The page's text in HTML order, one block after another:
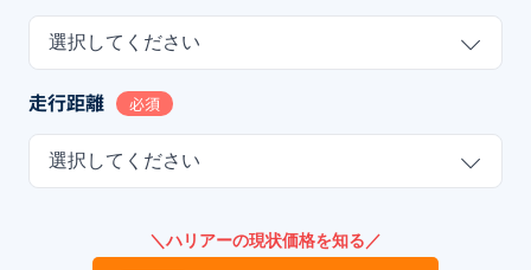
選択してください
走行距離 必須
選択してください
＼ハリアーの現状価格を知る／